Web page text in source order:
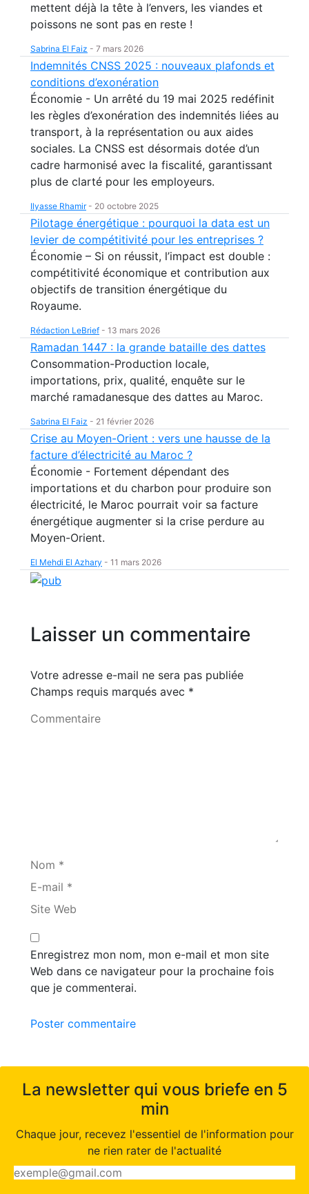
mettent déjà la tête à l’envers, les viandes et
poissons ne sont pas en reste !
Sabrina El Faiz - 7 mars 2026
Indemnités CNSS 2025 : nouveaux plafonds et
conditions d’exonération
Économie - Un arrêté du 19 mai 2025 redéfinit
les règles d’exonération des indemnités liées au
transport, à la représentation ou aux aides
sociales. La CNSS est désormais dotée d’un
cadre harmonisé avec la fiscalité, garantissant
plus de clarté pour les employeurs.
Ilyasse Rhamir- 20 octobre 2025
Pilotage énergétique : pourquoi la data est un
levier de compétitivité pour les entreprises ?
Économie – Si on réussit, l’impact est double :
compétitivité économique et contribution aux
objectifs de transition énergétique du
Royaume.
Rédaction LeBrief - 13 mars 2026
Ramadan 1447 : la grande bataille des dattes
Consommation-Production locale,
importations, prix, qualité, enquête sur le
marché ramadanesque des dattes au Maroc.
Sabrina El Faiz - 21 février 2026
Crise au Moyen-Orient : vers une hausse de la
facture d’électricité au Maroc ?
Économie - Fortement dépendant des
importations et du charbon pour produire son
électricité, le Maroc pourrait voir sa facture
énergétique augmenter si la crise perdure au
Moyen-Orient.
El Mehdi El Azhary - 11 mars 2026
Laisser un commentaire
Votre adresse e-mail ne sera pas publiée
Champs requis marqués avec *
Commentaire
Nom *
E-mail *
Site Web
Enregistrez mon nom, mon e-mail et mon site
Web dans ce navigateur pour la prochaine fois
que je commenterai.
Poster commentaire
La newsletter qui vous briefe en 5
min
Chaque jour, recevez l'essentiel de l'information pour
ne rien rater de l'actualité